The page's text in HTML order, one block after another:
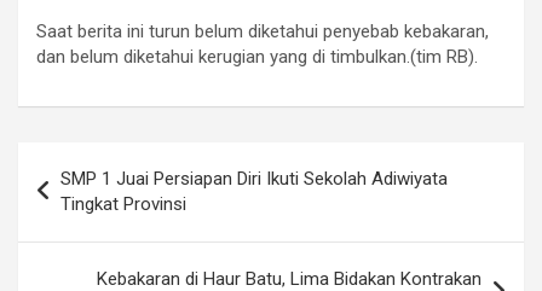
Saat berita ini turun belum diketahui penyebab kebakaran,
dan belum diketahui kerugian yang di timbulkan.(tim RB).
pos
SMP 1 Juai Persiapan Diri Ikuti Sekolah Adiwiyata
Tingkat Provinsi
Kebakaran di Haur Batu, Lima Bidakan Kontrakan